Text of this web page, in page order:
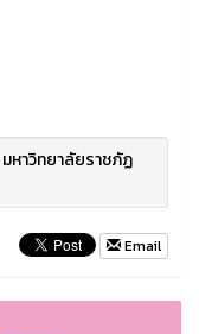
มหาวิทยาลัยราชภัฏ
Email